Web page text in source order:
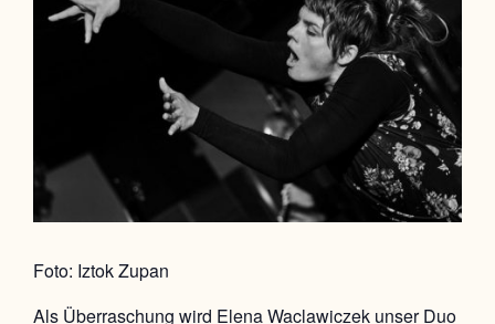
Foto: Iztok Zupan
Als Überraschung wird Elena Waclawiczek unser Duo